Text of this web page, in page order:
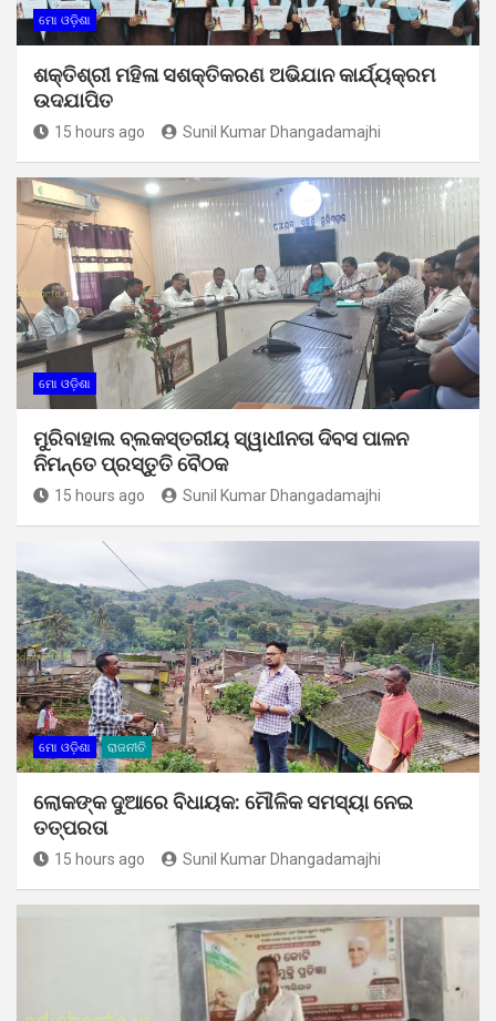
ମୋ ଓଡ଼ିଶା
ଶକ୍ତିଶ୍ରୀ ମହିଳା ସଶକ୍ତିକରଣ ଅଭିଯାନ କାର୍ଯ୍ୟକ୍ରମ
ଉଦଯାପିତ
15 hours ago Sunil Kumar Dhangadamajhi
ମୋ ଓଡ଼ିଶା
ମୁରିବାହାଲ ବ୍ଲକସ୍ତରୀୟ ସ୍ୱାଧୀନତା ଦିବସ ପାଳନ
ନିମନ୍ତେ ପ୍ରସ୍ତୁତି ବୈଠକ
15 hours ago Sunil Kumar Dhangadamajhi
ମୋ ଓଡ଼ିଶା ରାଜନୀତି
ଲୋକଙ୍କ ଦୁଆରେ ବିଧାୟକ: ମୌଳିକ ସମସ୍ୟା ନେଇ
ତତ୍ପରତା
15 hours ago Sunil Kumar Dhangadamajhi